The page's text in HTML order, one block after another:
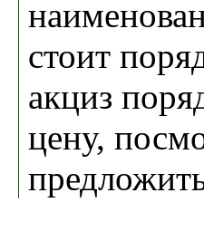
стоит
акциз
цену,